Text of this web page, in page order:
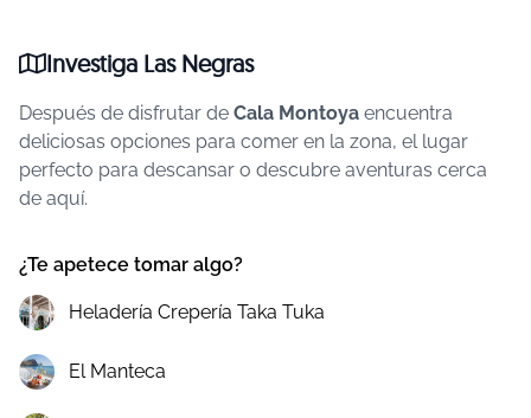
Investiga Las Negras
Después de disfrutar de Cala Montoya encuentra
deliciosas opciones para comer en la zona, el lugar
perfecto para descansar o descubre aventuras cerca
de aquí.
¿Te apetece tomar algo?
Heladería Crepería Taka Tuka
El Manteca